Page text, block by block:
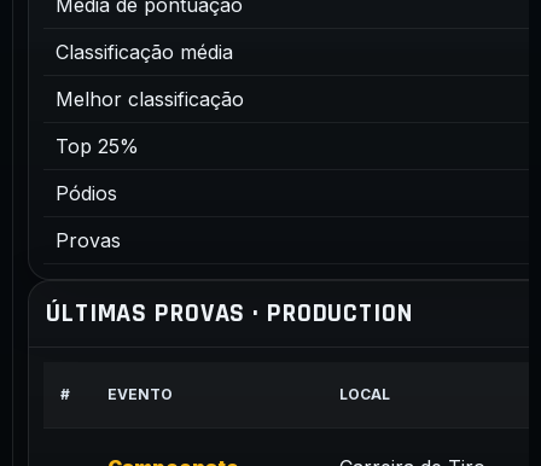
Média de pontuação
Classificação média
Melhor classificação
Top 25%
Pódios
Provas
ÚLTIMAS PROVAS · PRODUCTION
# EVENTO LOCAL